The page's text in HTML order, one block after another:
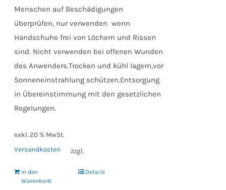
Menschen auf Beschädigungen
überprüfen, nur verwenden wenn
Handschuhe frei von Löchern und Rissen
sind. Nicht verwenden bei offenen Wunden
des Anwenders.Trocken und kühl lagern,vor
Sonneneinstrahlung schützen.Entsorgung
in Übereinstimmung mit den gesetzlichen
Regelungen.
exkl. 20 % MwSt.
zzgl.
Versandkosten
In den
Warenkorb
Details